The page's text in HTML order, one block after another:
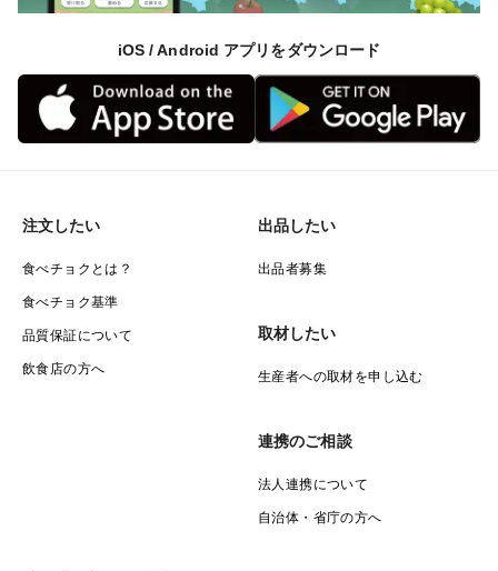
iOS / Android アプリをダウンロード
注文したい
食べチョクとは？
食べチョク基準
品質保証について
飲食店の方へ
出品したい
出品者募集
取材したい
生産者への取材を申し込む
連携のご相談
法人連携について
自治体・省庁の方へ